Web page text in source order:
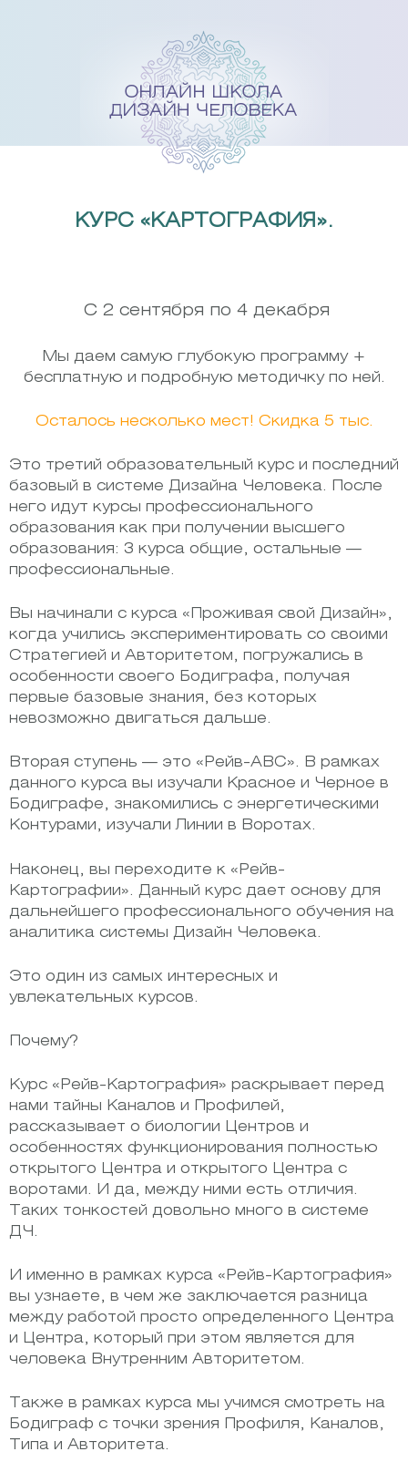
КУРС «КАРТОГРАФИЯ».
С 2 сентября по 4 декабря
Мы даем самую глубокую программу +
бесплатную и подробную методичку по ней.
Осталось несколько мест! Скидка 5 тыс.
Это третий образовательный курс и последний
базовый в системе Дизайна Человека. После
него идут курсы профессионального
образования как при получении высшего
образования: 3 курса общие, остальные —
профессиональные.
Вы начинали с курса «Проживая свой Дизайн»,
когда учились экспериментировать со своими
Стратегией и Авторитетом, погружались в
особенности своего Бодиграфа, получая
первые базовые знания, без которых
невозможно двигаться дальше.
Вторая ступень — это «Рейв-АВС». В рамках
данного курса вы изучали Красное и Черное в
Бодиграфе, знакомились с энергетическими
Контурами, изучали Линии в Воротах.
Наконец, вы переходите к «Рейв-
Картографии». Данный курс дает основу для
дальнейшего профессионального обучения на
аналитика системы Дизайн Человека.
Это один из самых интересных и
увлекательных курсов.
Почему?
Курс «Рейв-Картография» раскрывает перед
нами тайны Каналов и Профилей,
рассказывает о биологии Центров и
особенностях функционирования полностью
открытого Центра и открытого Центра с
воротами. И да, между ними есть отличия.
Таких тонкостей довольно много в системе
ДЧ.
И именно в рамках курса «Рейв-Картография»
вы узнаете, в чем же заключается разница
между работой просто определенного Центра
и Центра, который при этом является для
человека Внутренним Авторитетом.
Также в рамках курса мы учимся смотреть на
Бодиграф с точки зрения Профиля, Каналов,
Типа и Авторитета.